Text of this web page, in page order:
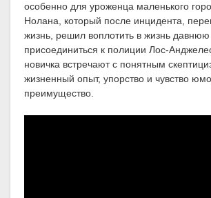
особенно для уроженца маленького
Нолана, который после инцидента,
жизнь, решил воплотить в жизнь давнюю
присоединиться к полиции Лос-
новичка встречают с понятным
жизненный опыт, упорство и чувство
преимущество.